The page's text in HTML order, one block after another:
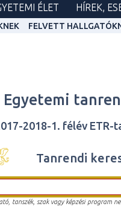
ÉLET HÍREK,
FELVETT
Egyetemi
2018-1. félév ETR-
Tanrendi
tanszék, szak vagy képzési program